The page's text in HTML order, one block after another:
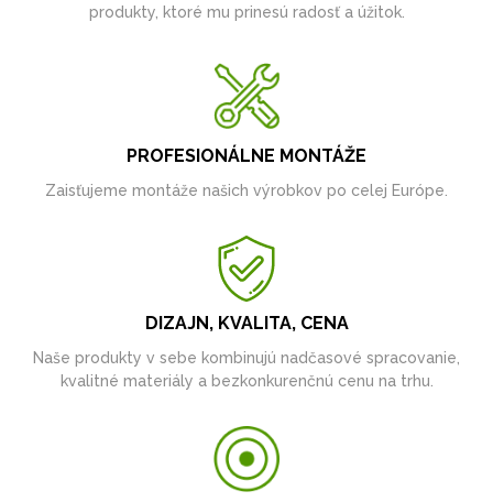
produkty, ktoré mu prinesú radosť a úžitok.
PROFESIONÁLNE MONTÁŽE
Zaisťujeme montáže našich výrobkov po celej Európe.
DIZAJN, KVALITA, CENA
Naše produkty v sebe kombinujú nadčasové spracovanie,
kvalitné materiály a bezkonkurenčnú cenu na trhu.